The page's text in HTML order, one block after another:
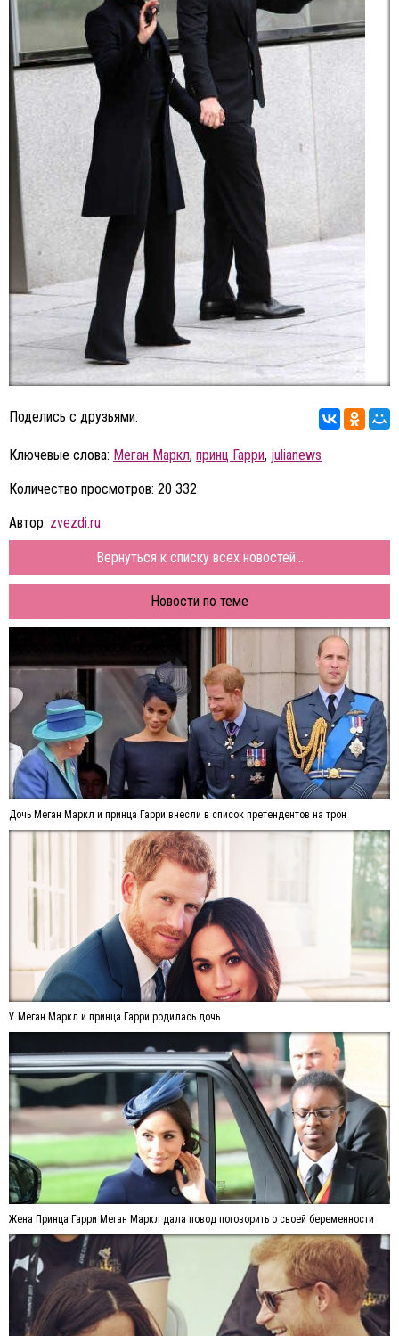
Поделись с друзьями:
Ключевые слова: Меган Маркл, принц Гарри, julianews
Количество просмотров: 20 332
Автор: zvezdi.ru
Вернуться к списку всех новостей...
Новости по теме
Дочь Меган Маркл и принца Гарри внесли в список претендентов на трон
У Меган Маркл и принца Гарри родилась дочь
Жена Принца Гарри Меган Маркл дала повод поговорить о своей беременности